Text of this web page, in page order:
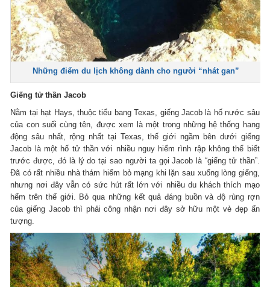
Những điểm du lịch không dành cho người “nhát gan”
Giếng tử thần Jacob
Nằm tại hạt Hays, thuộc tiểu bang Texas, giếng Jacob là hố nước sâu
của con suối cùng tên, được xem là một trong những hệ thống hang
động sâu nhất, rộng nhất tại Texas, thế giới ngầm bên dưới giếng
Jacob là một hố tử thần với nhiều nguy hiểm rình rập không thể biết
trước được, đó là lý do tại sao người ta gọi Jacob là “giếng tử thần”.
Đã có rất nhiều nhà thám hiểm bỏ mạng khi lặn sau xuống lòng giếng,
nhưng nơi đây vẫn có sức hút rất lớn với nhiều du khách thích mạo
hểm trên thế giới. Bỏ qua những kết quả đáng buồn và độ rùng rợn
của giếng Jacob thì phải công nhận nơi đây sở hữu một vẻ đẹp ấn
tượng.